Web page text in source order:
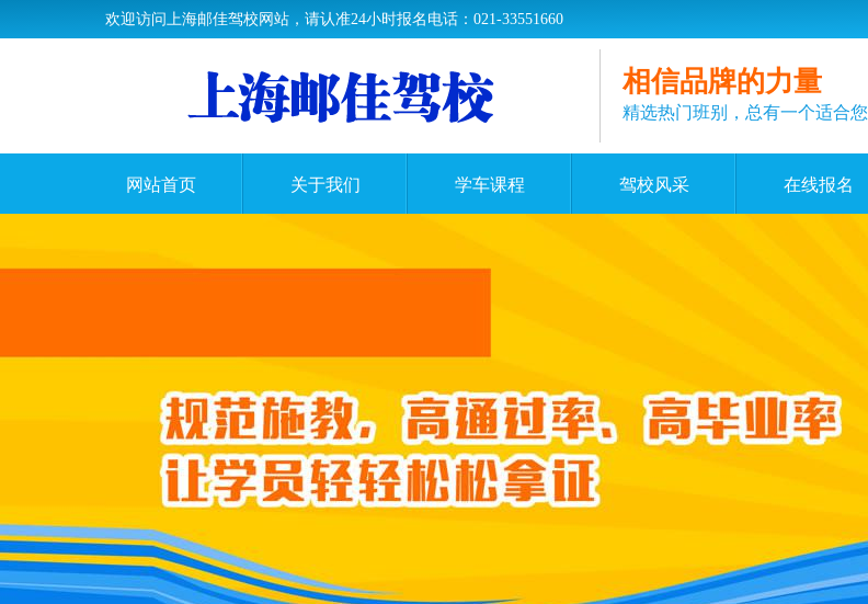
欢迎访问上海邮佳驾校网站，请认准24小时报名电话：021-33551660
相信品牌的力量
精选热门班别，总有一个适合您
网站首页 关于我们 学车课程 驾校风采 在线报名